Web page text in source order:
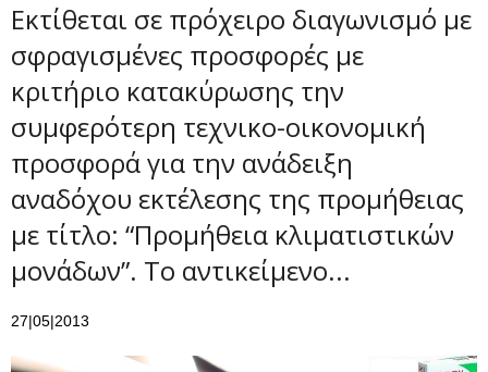
Εκτίθεται σε πρόχειρο διαγωνισμό με
σφραγισμένες προσφορές με
κριτήριο κατακύρωσης την
συμφερότερη τεχνικο-οικονομική
προσφορά για την ανάδειξη
αναδόχου εκτέλεσης της προμήθειας
με τίτλο: “Προμήθεια κλιματιστικών
μονάδων”. To αντικείμενο...
27|05|2013